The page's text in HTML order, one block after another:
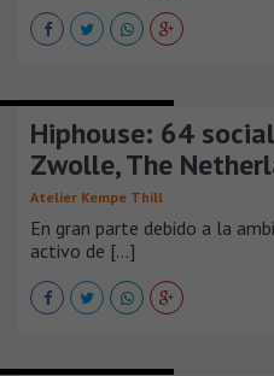
Hiphouse: 64
Zwolle, The
Atelier Kempe Thill
En gran parte debido a la
activo de [...]